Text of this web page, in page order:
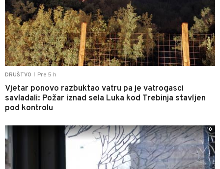
DRUŠTVO Pre 5 h
Vjetar ponovo razbuktao vatru pa je vatrogasci
savladali: Požar iznad sela Luka kod Trebinja stavljen
pod kontrolu
0